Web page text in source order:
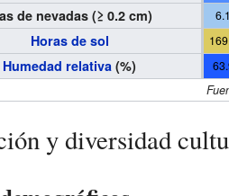
de nevadas (≥ 0.2 cm) 6.1
Horas de sol
Humedad relativa (%)
y diversidad